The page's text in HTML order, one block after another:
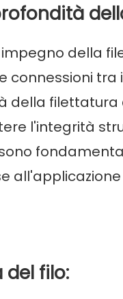
della
connessioni
della
l'integrità
del filo: